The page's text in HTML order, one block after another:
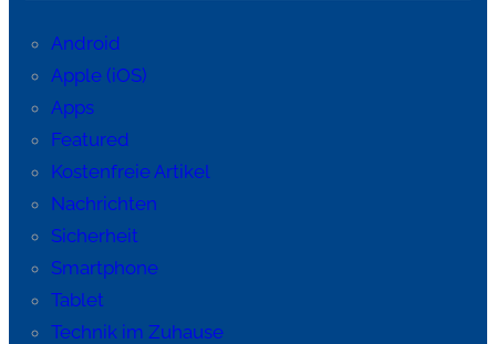
Android
Apple (iOS)
Apps
Featured
Kostenfreie Artikel
Nachrichten
Sicherheit
Smartphone
Tablet
Technik im Zuhause